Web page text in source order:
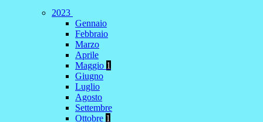
2023
Gennaio
Febbraio
Marzo
Aprile
Maggio 1
Giugno
Luglio
Agosto
Settembre
Ottobre 1